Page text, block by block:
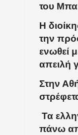
του
Η
την
ενωθεί
απειλή
Στην
Τα
πάνω